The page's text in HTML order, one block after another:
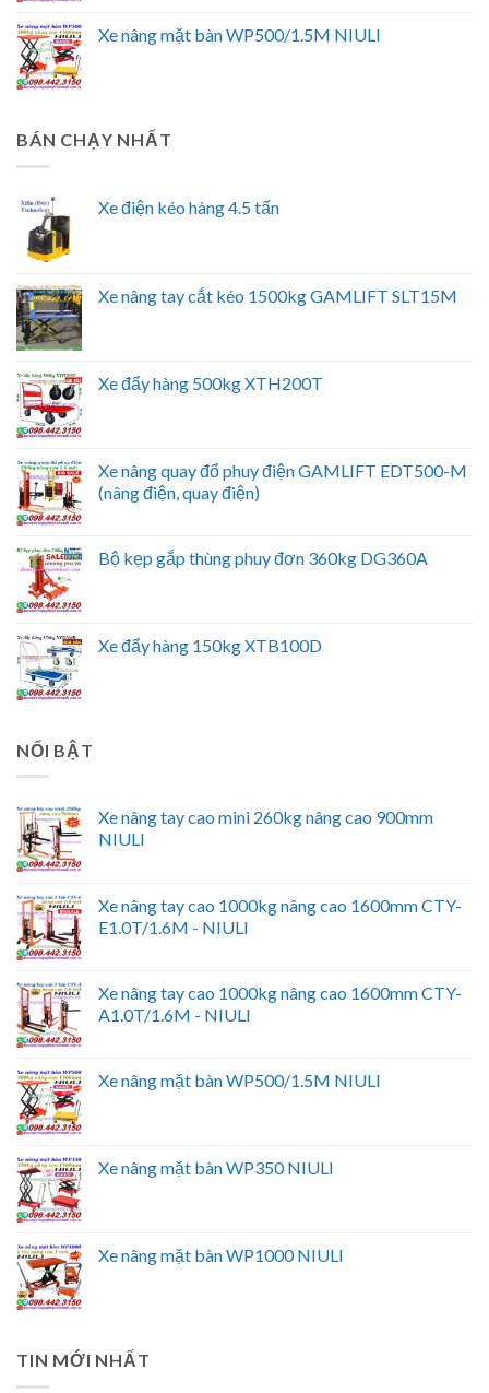
Xe nâng mặt bàn WP500/1.5M NIULI
BÁN CHẠY NHẤT
Xe điện kéo hàng 4.5 tấn
Xe nâng tay cắt kéo 1500kg GAMLIFT SLT15M
Xe đẩy hàng 500kg XTH200T
Xe nâng quay đổ phuy điện GAMLIFT EDT500-M
(nâng điện, quay điện)
Bộ kẹp gắp thùng phuy đơn 360kg DG360A
Xe đẩy hàng 150kg XTB100D
NỔI BẬT
Xe nâng tay cao mini 260kg nâng cao 900mm
NIULI
Xe nâng tay cao 1000kg nâng cao 1600mm CTY-
E1.0T/1.6M - NIULI
Xe nâng tay cao 1000kg nâng cao 1600mm CTY-
A1.0T/1.6M - NIULI
Xe nâng mặt bàn WP500/1.5M NIULI
Xe nâng mặt bàn WP350 NIULI
Xe nâng mặt bàn WP1000 NIULI
TIN MỚI NHẤT